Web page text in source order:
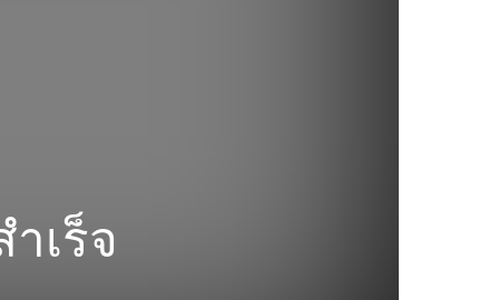
เร็จ